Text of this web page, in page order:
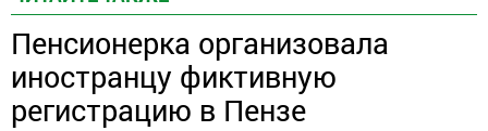
Пенсионерка организовала
иностранцу фиктивную
регистрацию в Пензе